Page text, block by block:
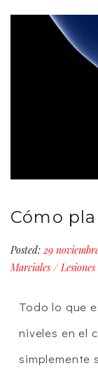
Cómo
Posted: 29
Marciales/Lesiones
Todo lo que
niveles en el
simplemente